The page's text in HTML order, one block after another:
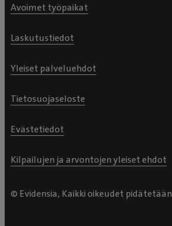
Avoimet työpaikat
Laskutustiedot
Yleiset palveluehdot
Tietosuojaseloste
Evästetiedot
Kilpailujen ja arvontojen yleiset ehdot
© Evidensia, Kaikki oikeudet pidätetään